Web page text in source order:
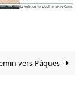
vers Pâques